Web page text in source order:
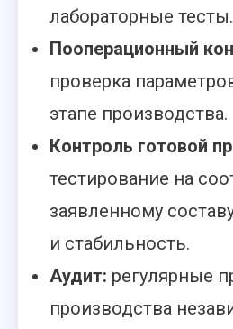
лабораторные тесты.
Пооперационный
проверка
этапе производства.
Контроль готовой
тестирование на
заявленному
и стабильность.
Аудит: регулярные
производства